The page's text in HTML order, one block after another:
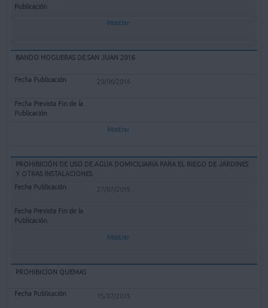
Mostrar
BANDO HOGUERAS DE SAN JUAN 2016
20/06/2016
Mostrar
PROHIBICIÓN DE USO DE AGUA DOMICILIARIA PARA EL RIEGO DE JARDINES
Y OTRAS INSTALACIONES
27/07/2015
Mostrar
PROHIBICION QUEMAS
15/07/2015